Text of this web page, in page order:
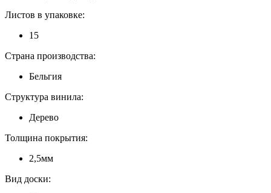
Листов в упаковке:
15
Страна производства:
Бельгия
Структура винила:
Дерево
Толщина покрытия:
2,5мм
Вид доски: